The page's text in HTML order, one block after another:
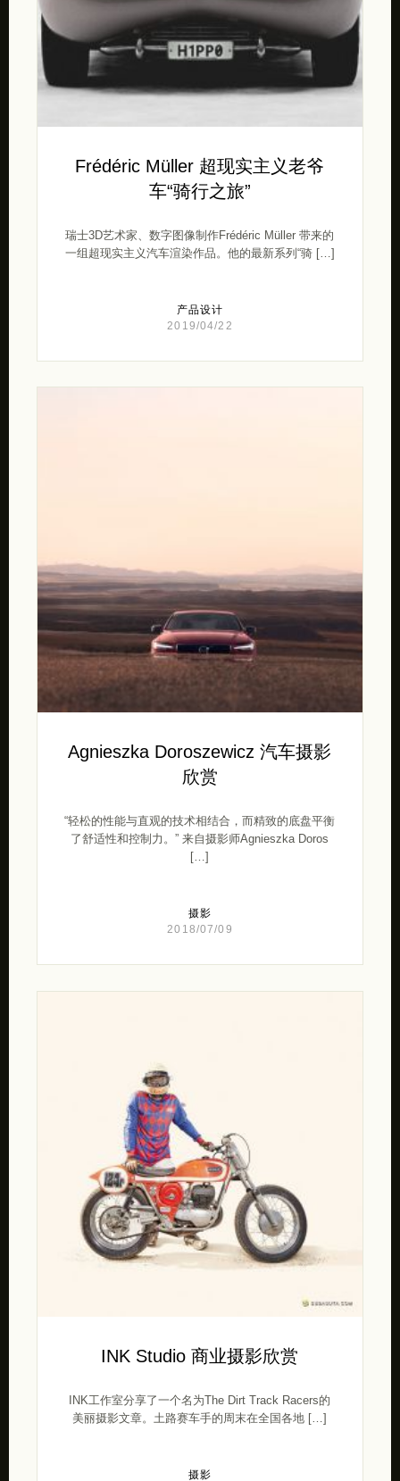
Frédéric Müller 超现实主义老爷
车“骑行之旅”
瑞士3D艺术家、数字图像制作Frédéric Müller 带来的
一组超现实主义汽车渲染作品。他的最新系列“骑 […]
产品设计
2019/04/22
Agnieszka Doroszewicz 汽车摄影
欣赏
“轻松的性能与直观的技术相结合，而精致的底盘平衡
了舒适性和控制力。” 来自摄影师Agnieszka Doros
[…]
摄影
2018/07/09
INK Studio 商业摄影欣赏
INK工作室分享了一个名为The Dirt Track Racers的
美丽摄影文章。土路赛车手的周末在全国各地 […]
摄影